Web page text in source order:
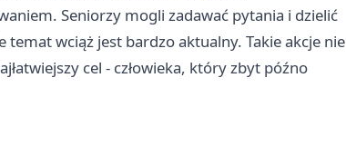
Seniorzy mogli zadawać pytania i dzielić
wciąż jest bardzo aktualny. Takie akcje nie
cel - człowieka, który zbyt późno